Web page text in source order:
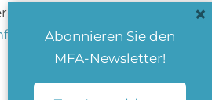
Sie das
heute.debzw.
Abonnieren Sie den
MFA-Newsletter!
×